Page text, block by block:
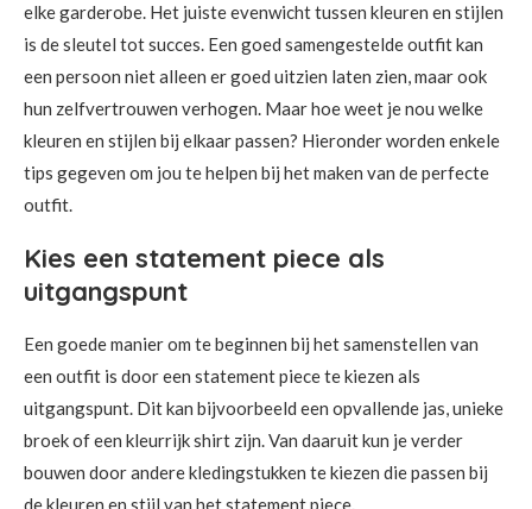
elke garderobe. Het juiste evenwicht tussen kleuren en stijlen
is de sleutel tot succes. Een goed samengestelde outfit kan
een persoon niet alleen er goed uitzien laten zien, maar ook
hun zelfvertrouwen verhogen. Maar hoe weet je nou welke
kleuren en stijlen bij elkaar passen? Hieronder worden enkele
tips gegeven om jou te helpen bij het maken van de perfecte
outfit.
Kies een statement piece als
uitgangspunt
Een goede manier om te beginnen bij het samenstellen van
een outfit is door een statement piece te kiezen als
uitgangspunt. Dit kan bijvoorbeeld een opvallende jas, unieke
broek of een kleurrijk shirt zijn. Van daaruit kun je verder
bouwen door andere kledingstukken te kiezen die passen bij
de kleuren en stijl van het statement piece.